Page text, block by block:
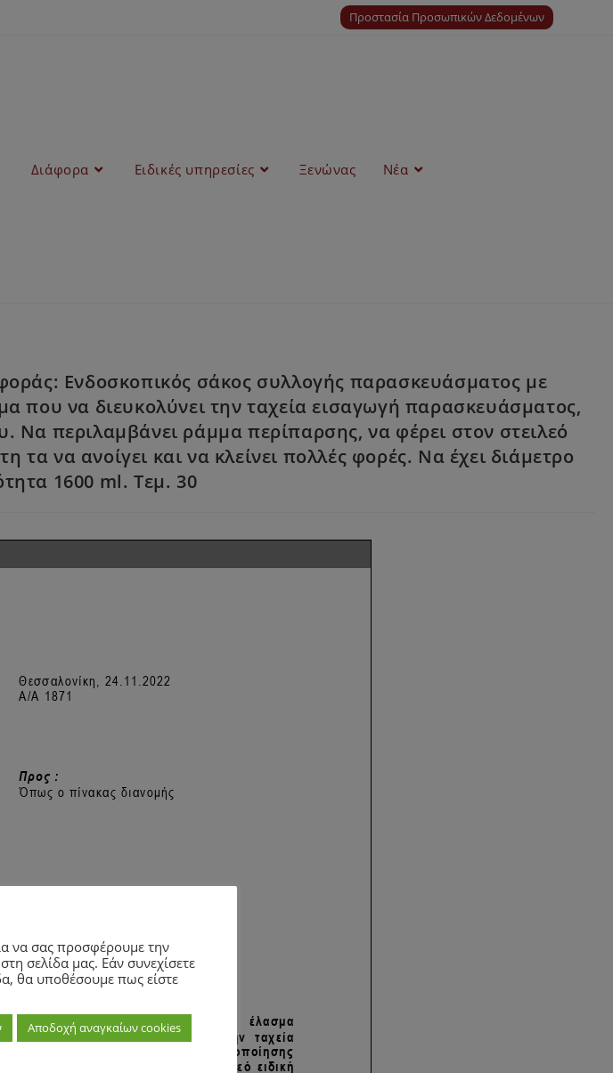
Προστασία Προσωπικών Δεδομένων
Διάφορα Ειδικές υπηρεσίες Ξενώνας Νέα
Ενδοσκοπικός σάκος συλλογής παρασκευάσματος με
που να διευκολύνει την ταχεία εισαγωγή παρασκευάσματος,
Να περιλαμβάνει ράμμα περίπαρσης, να φέρει στον στειλεό
να ανοίγει και να κλείνει πολλές φορές. Να έχει διάμετρο
1600 ml. Τεμ. 30
να σας προσφέρουμε την
σελίδα μας. Εάν συνεχίσετε
θα υποθέσουμε πως είστε
Αποδοχή αναγκαίων cookies